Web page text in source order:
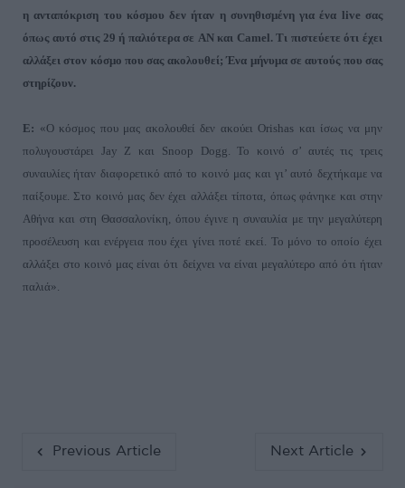
η ανταπόκριση του κόσμου δεν ήταν η συνηθισμένη για ένα live σας
όπως αυτό στις 29 ή παλιότερα σε ANκαι Camel. Τι πιστεύετε ότι έχει
αλλάξει στον κόσμο που σας ακολουθεί; Ένα μήνυμα σε αυτούς που σας
στηρίζουν.
Ε: «Ο κόσμος που μας ακολουθεί δεν ακούει Orishas και ίσως να μην
πολυγουστάρει Jay Z και Snoop Dogg
. Το κοινό σ’ αυτές τις τρεις
συναυλίες ήταν διαφορετικό από το κοινό μας και γι’ αυτό δεχτήκαμε να
παίξουμε. Στο κοινό μας δεν έχει αλλάξει τίποτα, όπως φάνηκε και στην
Αθήνα και στη Θασσαλονίκη, όπου έγινε η συναυλία με την μεγαλύτερη
προσέλευση και ενέργεια που έχει γίνει ποτέ εκεί. Το μόνο το οποίο έχει
αλλάξει στο κοινό μας είναι ότι δείχνει να είναι μεγαλύτερο από ότι ήταν
παλιά».
Previous Article Next Article